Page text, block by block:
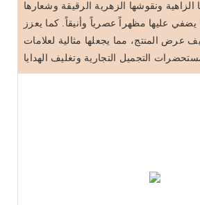
الزاهية ونقوشها الزهرية الرقيقة وشعارها
يضفي عليها مظهراً عصرياً وأنيقاً. كما يعزز
عرض المنتج، مما يجعلها مثالية لعلامات